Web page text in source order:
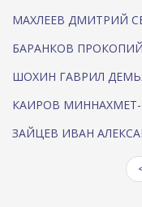
МАХЛЕЕВ ДМИТРИЙ
БАРАНКОВ ПРОКОПИЙ
ШОХИН ГАВРИЛ
КАИРОВ МИННАХМЕТ-
ЗАЙЦЕВ ИВАН